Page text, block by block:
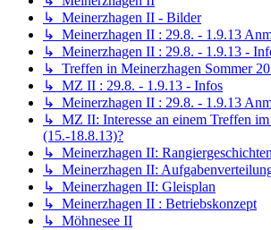
↳ Meinerzhagen II - Bilder
↳ Meinerzhagen II : 29.8. - 1.9.13
↳ Meinerzhagen II : 29.8. - 1.9.13 -
↳ Treffen in Meinerzhagen Sommer
↳ MZ II : 29.8. - 1.9.13 - Infos
↳ Meinerzhagen II : 29.8. - 1.9.13
↳ MZ II: Interesse an einem Treffen im
(15.-18.8.13)?
↳ Meinerzhagen II: Rangiergeschichten
↳ Meinerzhagen II:
↳ Meinerzhagen II: Gleisplan
↳ Meinerzhagen II : Betriebskonzept
↳ Möhnesee II